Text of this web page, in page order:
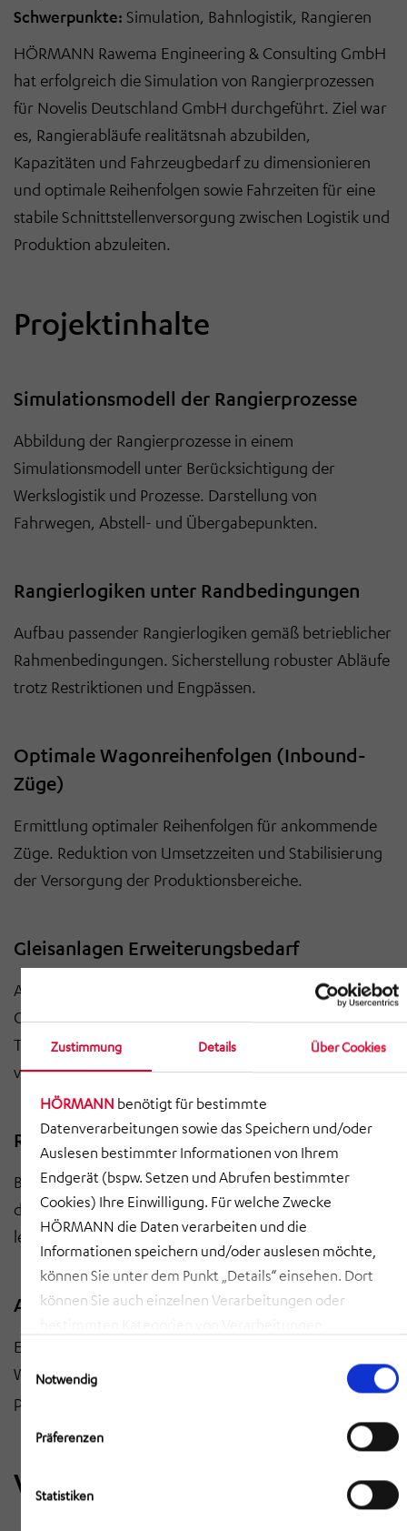
Zustimmung Details Über Cookies
HÖRMANN benötigt für bestimmte
Datenverarbeitungen sowie das Speichern und/oder
Auslesen bestimmter Informationen von Ihrem
Endgerät (bspw. Setzen und Abrufen bestimmter
Cookies) Ihre Einwilligung. Für welche Zwecke
HÖRMANN die Daten verarbeiten und die
Informationen speichern und/oder auslesen möchte,
können Sie unter dem Punkt „Details“ einsehen. Dort
können Sie auch einzelnen Verarbeitungen oder
Sie ein, dass HÖRMANN alle der erläuterten
Informationen speichern sowie auslesen und damit
zusammenhängende Datenverarbeitungen vornehmen
darf, die nicht ohnehin unbedingt erforderlich sind,
stellen kann. Mit Klick auf „AUSWAHL ERLAUBEN“
Einwilligungsauswahl
Notwendig
Präferenzen
Statistiken
Schwerpunkte: Simulation, Bahnlogistik, Rangieren
HÖRMANN Rawema Engineering & Consulting GmbH
hat erfolgreich die Simulation von Rangierprozessen
für Novelis Deutschland GmbH durchgeführt. Ziel war
es, Rangierabläufe realitätsnah abzubilden,
Kapazitäten und Fahrzeugbedarf zu dimensionieren
und optimale Reihenfolgen sowie Fahrzeiten für eine
stabile Schnittstellenversorgung zwischen Logistik und
Produktion abzuleiten.
Projektinhalte
Simulationsmodell der Rangierprozesse
Abbildung der Rangierprozesse in einem
Simulationsmodell unter Berücksichtigung der
Werkslogistik und Prozesse. Darstellung von
Fahrwegen, Abstell- und Übergabepunkten.
Rangierlogiken unter Randbedingungen
Aufbau passender Rangierlogiken gemäß betrieblicher
Rahmenbedingungen. Sicherstellung robuster Abläufe
trotz Restriktionen und Engpässen.
Optimale Wagonreihenfolgen (Inbound-
Züge)
Ermittlung optimaler Reihenfolgen für ankommende
Züge. Reduktion von Umsetzzeiten und Stabilisierung
der Versorgung der Produktionsbereiche.
Gleisanlagen Erweiterungsbedarf
Ableitung der notwendigen Erweiterungen der
Gleisanlagen hinsichtlich Anzahl und Länge.
Technisch-wirtschaftliche Bewertung zur Absicherung
von Investitionen.
Rangierfahrzeuge Anzahl und Auslastung
Bestimmung der erforderlichen Anzahl und Auslastung
der Rangierfahrzeuge. Dimensionierung für
leistungsfähigen, kosteneffizienten Betrieb.
Ankunfts- und Abfahrtszeiten
Ermittlung optimaler Ankunfts- und Abfahrtszeiten im
Werkstakt. Glättung von Spitzen und Sicherung
planbarer Logistikfenster.
Vorteile unserer Lösung